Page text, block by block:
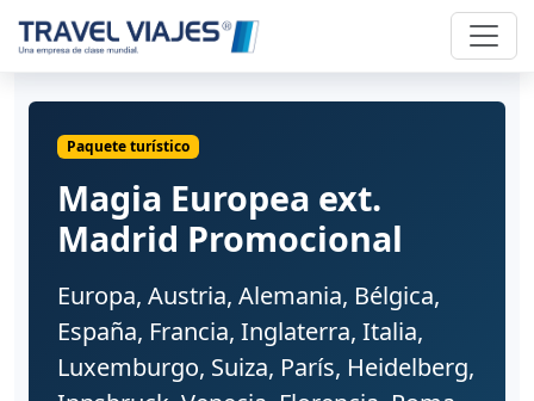
Paquete turístico
Magia Europea ext.
Madrid Promocional
Europa, Austria, Alemania, Bélgica,
España, Francia, Inglaterra, Italia,
Luxemburgo, Suiza, París, Heidelberg,